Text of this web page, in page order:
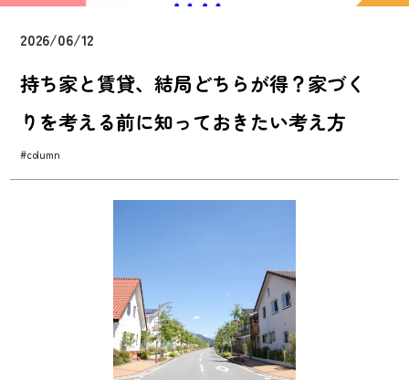
2026/06/12
持ち家と賃貸、結局どちらが得？家づく
りを考える前に知っておきたい考え方
#column